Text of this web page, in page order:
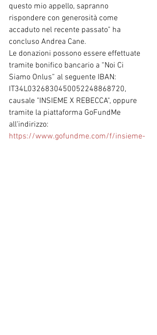
questo mio appello, sapranno
rispondere con generosità come
accaduto nel recente passato" ha
concluso Andrea Cane.
Le donazioni possono essere effettuate
tramite bonifico bancario a “Noi Ci
Siamo Onlus” al seguente IBAN:
IT34L0326830450052248868720,
causale "INSIEME X REBECCA", oppure
tramite la piattaforma GoFundMe
all'indirizzo:
https://www.gofundme.com/f/insieme-